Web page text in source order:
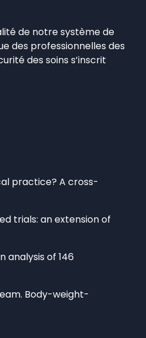
de notre système de
des professionnelles des
des soins s’inscrit
practice? A cross-
trials: an extension of
analysis of 146
Body-weight-